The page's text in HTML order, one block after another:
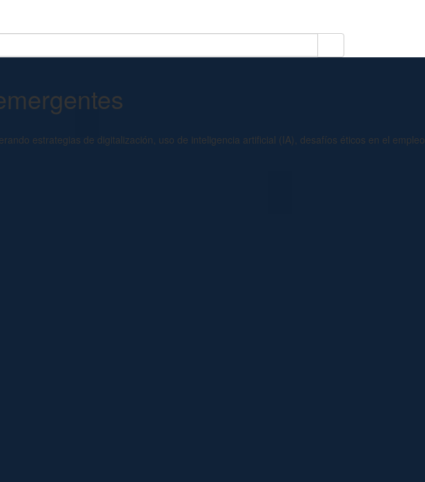
estrategias de digitalización, uso de inteligencia artificial (IA), desafíos éticos en el empleo